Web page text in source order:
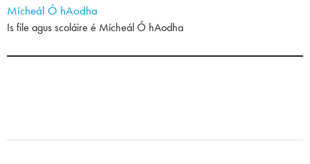
Mícheál Ó hAodha
Is file agus scoláire é Mícheál Ó hAodha